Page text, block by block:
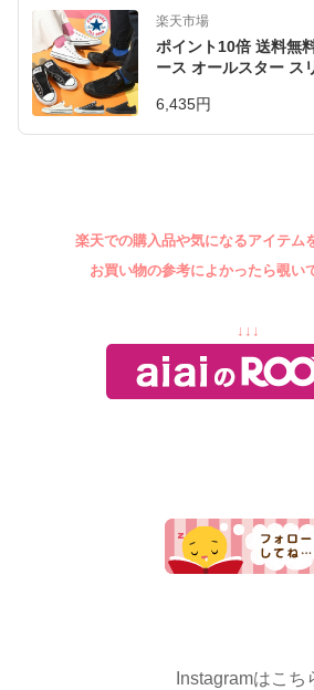
楽天市場
ポイント10倍 送料無
ース オールスター ス
メンズ レディース 紐
6,435円
楽天での購入品や気になるアイテム
お買い物の参考によかったら覗い
↓↓↓
Instagramはこち